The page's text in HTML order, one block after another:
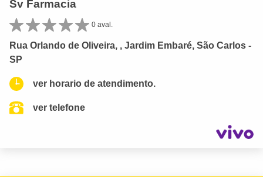
Sv Farmacia
0 aval.
Rua Orlando de Oliveira, , Jardim Embaré, São Carlos -
SP
ver horario de atendimento.
ver telefone